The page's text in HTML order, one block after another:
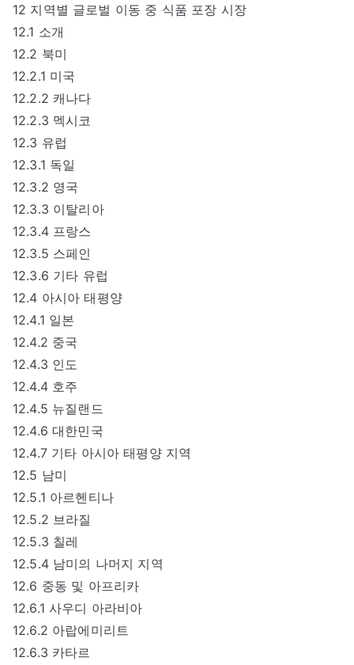
12 지역별 글로벌 이동 중 식품 포장 시장
12.1 소개
12.2 북미
12.2.1 미국
12.2.2 캐나다
12.2.3 멕시코
12.3 유럽
12.3.1 독일
12.3.2 영국
12.3.3 이탈리아
12.3.4 프랑스
12.3.5 스페인
12.3.6 기타 유럽
12.4 아시아 태평양
12.4.1 일본
12.4.2 중국
12.4.3 인도
12.4.4 호주
12.4.5 뉴질랜드
12.4.6 대한민국
12.4.7 기타 아시아 태평양 지역
12.5 남미
12.5.1 아르헨티나
12.5.2 브라질
12.5.3 칠레
12.5.4 남미의 나머지 지역
12.6 중동 및 아프리카
12.6.1 사우디 아라비아
12.6.2 아랍에미리트
12.6.3 카타르